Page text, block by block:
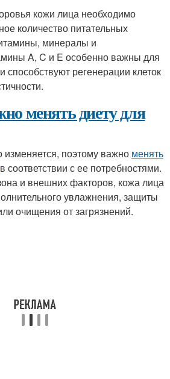
кожи лица необходимо
количество питательных
минералы и
A, C и E особенно важны для
способствуют регенерации клеток
менять диету для
поэтому важно менять
в соответствии с ее потребностями.
и внешних факторов, кожа лица
увлажнения, защиты
очищения от загрязнений.